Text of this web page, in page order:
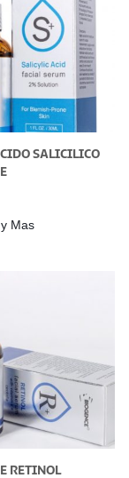
SALICILICO
Mas
RETINOL